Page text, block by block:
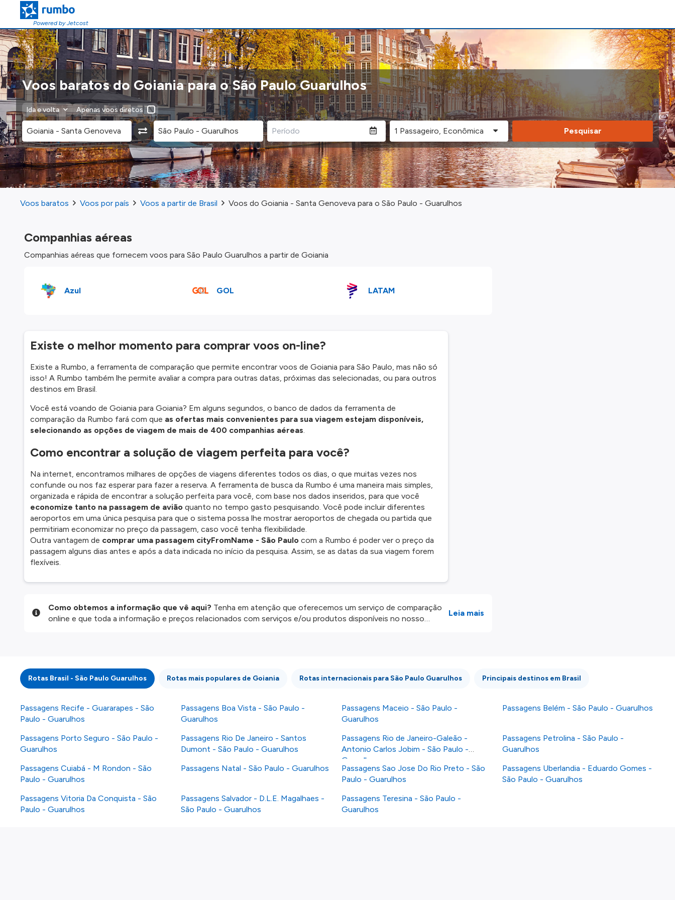
Powered by Jetcost
Voos baratos do Goiania para o São Paulo Guarulhos
Ida e volta Apenas voos diretos
Pesquisar
Voos baratos Voos por país Voos a partir de Brasil Voos do Goiania - Santa Genoveva para o São Paulo - Guarulhos
Companhias aéreas
Companhias aéreas que fornecem voos para São Paulo Guarulhos a partir de Goiania
Azul GOL LATAM
Existe o melhor momento para comprar voos on-line?
Existe a Rumbo, a ferramenta de comparação que permite encontrar voos de Goiania para São Paulo, mas não só
isso! A Rumbo também lhe permite avaliar a compra para outras datas, próximas das selecionadas, ou para outros
destinos em Brasil.
Você está voando de Goiania para Goiania? Em alguns segundos, o banco de dados da ferramenta de
comparação da Rumbo fará com que as ofertas mais convenientes para sua viagem estejam disponíveis,
selecionando as opções de viagem de mais de 400 companhias aéreas.
Como encontrar a solução de viagem perfeita para você?
Na internet, encontramos milhares de opções de viagens diferentes todos os dias, o que muitas vezes nos
confunde ou nos faz esperar para fazer a reserva. A ferramenta de busca da Rumbo é uma maneira mais simples,
organizada e rápida de encontrar a solução perfeita para você, com base nos dados inseridos, para que você
economize tanto na passagem de avião quanto no tempo gasto pesquisando. Você pode incluir diferentes
aeroportos em uma única pesquisa para que o sistema possa lhe mostrar aeroportos de chegada ou partida que
permitiriam economizar no preço da passagem, caso você tenha flexibilidade.
Outra vantagem de comprar uma passagem cityFromName - São Paulo com a Rumbo é poder ver o preço da
passagem alguns dias antes e após a data indicada no início da pesquisa. Assim, se as datas da sua viagem forem
flexíveis.
Como obtemos a informação que vê aqui? Tenha em atenção que oferecemos um serviço de comparação
online e que toda a informação e preços relacionados com serviços e/ou produtos disponíveis no nosso
Leia mais
Rotas Brasil - São Paulo Guarulhos Rotas mais populares de Goiania Rotas internacionais para São Paulo Guarulhos Principais destinos em Brasil
Passagens Recife - Guararapes - São
Paulo - Guarulhos
Passagens Boa Vista - São Paulo -
Guarulhos
Passagens Maceio - São Paulo -
Guarulhos
Passagens Belém - São Paulo - Guarulhos
Passagens Porto Seguro - São Paulo -
Guarulhos
Passagens Rio De Janeiro - Santos
Dumont - São Paulo - Guarulhos
Passagens Rio de Janeiro-Galeão -
Antonio Carlos Jobim - São Paulo -
Guarulhos
Passagens Petrolina - São Paulo -
Guarulhos
Passagens Cuiabá - M Rondon - São
Paulo - Guarulhos
Passagens Natal - São Paulo - Guarulhos
Passagens Sao Jose Do Rio Preto - São
Paulo - Guarulhos
Passagens Uberlandia - Eduardo Gomes -
São Paulo - Guarulhos
Passagens Vitoria Da Conquista - São
Paulo - Guarulhos
Passagens Salvador - D.L.E. Magalhaes -
São Paulo - Guarulhos
Passagens Teresina - São Paulo -
Guarulhos